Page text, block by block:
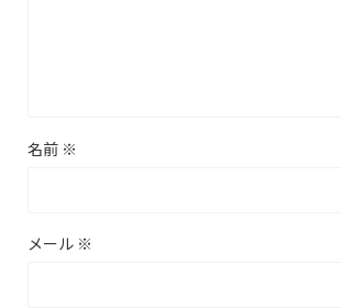
名前 ※
メール ※